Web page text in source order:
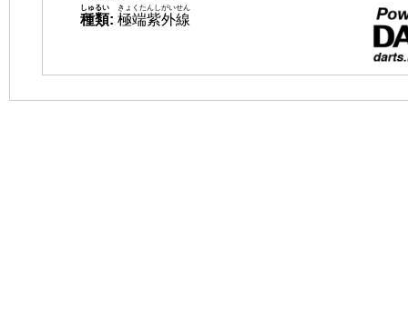
種類
しゅるい
: 極端紫外線
きょくたんしがいせん